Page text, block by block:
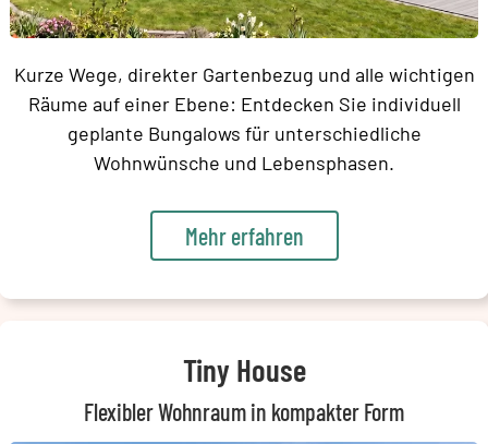
Kurze Wege, direkter Gartenbezug und alle wichtigen
Räume auf einer Ebene: Entdecken Sie individuell
geplante Bungalows für unterschiedliche
Wohnwünsche und Lebensphasen.
Mehr erfahren
Tiny House
Flexibler Wohnraum in kompakter Form